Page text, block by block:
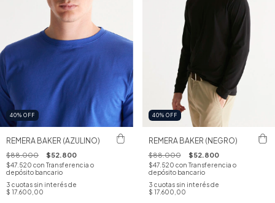
40% OFF
REMERA BAKER (AZULINO)
$88.000 $52.800
$47.520 con Transferencia o
depósito bancario
3 cuotas sin interés de
$ 17.600,00
40% OFF
REMERA BAKER (NEGRO)
$88.000 $52.800
$47.520 con Transferencia o
depósito bancario
3 cuotas sin interés de
$ 17.600,00